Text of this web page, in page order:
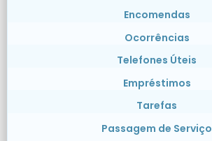
Encomendas
Ocorrências
Telefones Úteis
Empréstimos
Tarefas
Passagem de Serviço